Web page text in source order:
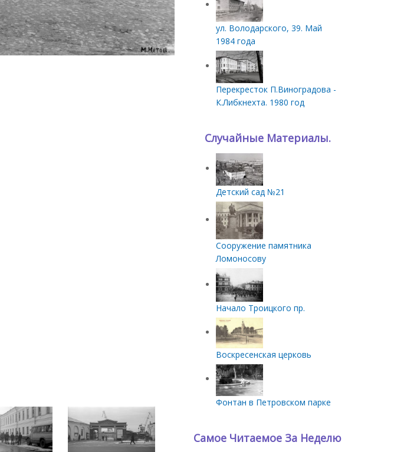
ул. Володарского, 39. Май
1984 года
Перекресток П.Виноградова -
К.Либкнехта. 1980 год
Случайные Материалы.
Детский сад №21
Сооружение памятника
Ломоносову
Начало Троицкого пр.
Воскресенская церковь
Фонтан в Петровском парке
Самое Читаемое За Неделю